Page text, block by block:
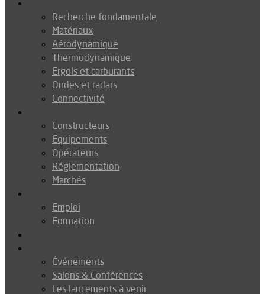
Recherche fondamentale
Matériaux
Aérodynamique
Thermodynamique
Ergols et carburants
Ondes et radars
Connectivité
Constructeurs
Equipements
Opérateurs
Réglementation
Marchés
Emploi
Formation
Événements
Salons & Conférences
Les lancements à venir